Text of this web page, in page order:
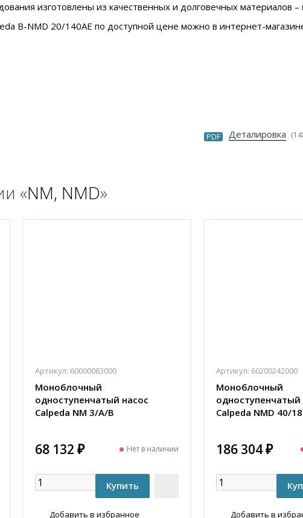
изготовлены из качественных и долговечных материалов –
B-NMD 20/140AE по доступной цене можно в интернет-
PDF Деталировка
«NM, NMD»
Артикул: 60000083000
Моноблочный
одноступенчатый насос
Calpeda NM 3/A/B
68 132 ₽ Нет в наличии
Добавить в избранное
Артикул: 60200242000
Моноблочный
одноступенчатый
Calpeda NMD 40/
186 304 ₽
Добавить в